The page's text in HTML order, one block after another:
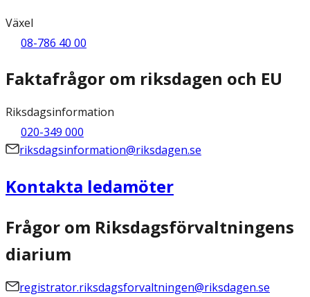
Växel
08-786 40 00
Faktafrågor om riksdagen och EU
Riksdagsinformation
020-349 000
riksdagsinformation@riksdagen.se
Kontakta ledamöter
Frågor om Riksdagsförvaltningens
diarium
registrator.riksdagsforvaltningen@riksdagen.se